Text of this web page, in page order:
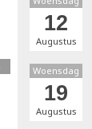
12
Augustus
Woensdag
19
Augustus